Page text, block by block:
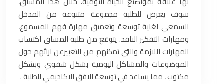
سوف يعرض للطلبة مجموعة متنوعة من المدخل
السمعي لغاية توسعة وتعميق مهارة فهم المسموع،
ومهارات التفكير الناقد. يتوقع من طلبة المساق اكتساب
المهارات اللازمة والتي تمكنهم من التعبيرعن آرائهم حول
الموضوعات والمشاكل اليومية بشكل شفوي وبشكل
مكتوب ، مما يساعد في توسعة الافق الاكاديمي للطلبة .